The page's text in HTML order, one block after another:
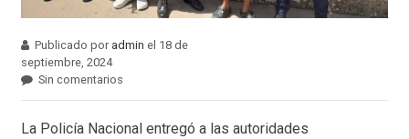
Publicado por admin el 18 de
septiembre, 2024
Sin comentarios
La Policía Nacional entregó a las autoridades